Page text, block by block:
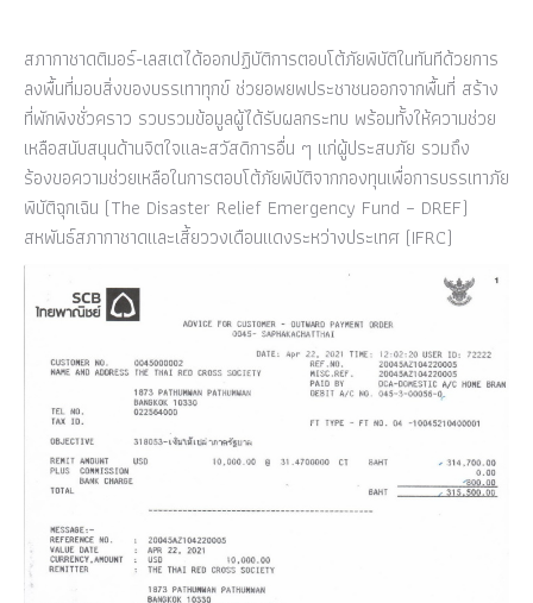
สภากาชาดติมอร์-เลสเตได้ออกปฏิบัติการตอบโต้ภัยพิบัติในทันทีด้วยการ
ลงพื้นที่มอบสิ่งของบรรเทาทุกข์ ช่วยอพยพประชาชนออกจากพื้นที่ สร้าง
ที่พักพิงชั่วคราว รวบรวมข้อมูลผู้ได้รับผลกระทบ พร้อมทั้งให้ความช่วย
เหลือสนับสนุนด้านจิตใจและสวัสดิการอื่น ๆ แก่ผู้ประสบภัย รวมถึง
ร้องขอความช่วยเหลือในการตอบโต้ภัยพิบัติจากกองทุนเพื่อการบรรเทาภัย
พิบัติฉุกเฉิน (The Disaster Relief Emergency Fund – DREF)
สหพันธ์สภากาชาดและเสี้ยววงเดือนแดงระหว่างประเทศ (IFRC)